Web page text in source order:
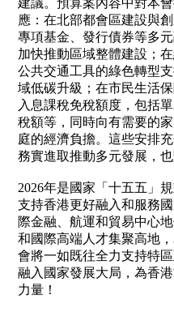
應：在北部都會區建設與
專項基金、發行債券等多
加快推動區域整體建設；
公共交通工具的綠色轉型
域低碳升級；在市民生活
入息課稅免稅額度，包括
稅額等，同時向有需要的
庭的經濟負擔。這些安排
務實進取推動多元發展，
2026年是國家「十五五」
支持香港更好融入和服務
際金融、航運和貿易中心
和國際高端人才集聚高地
會將一如既往全力支持特
融入國家發展大局，為香
力量！